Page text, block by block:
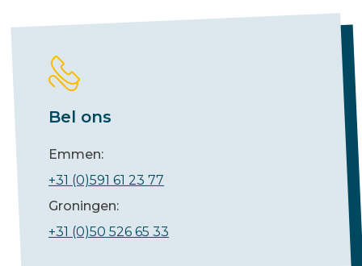
Bel ons
Emmen:
+31 (0)591 61 23 77
Groningen:
+31 (0)50 526 65 33